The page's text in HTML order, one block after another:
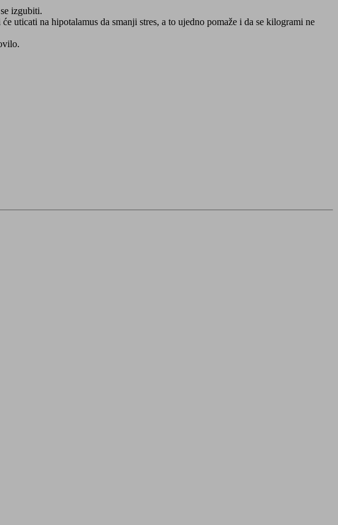
izgubiti.
uticati na hipotalamus da smanji stres, a to ujedno pomaže i da se kilogrami ne